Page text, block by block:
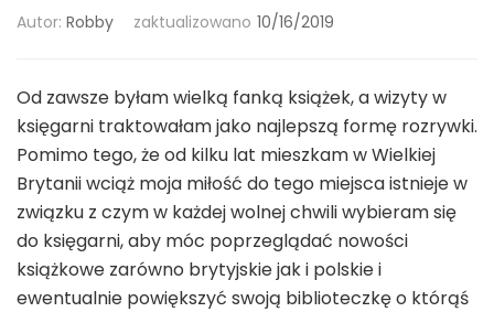
Autor: Robby zaktualizowano 10/16/2019
Od zawsze byłam wielką fanką książek, a wizyty w
księgarni traktowałam jako najlepszą formę rozrywki.
Pomimo tego, że od kilku lat mieszkam w Wielkiej
Brytanii wciąż moja miłość do tego miejsca istnieje w
związku z czym w każdej wolnej chwili wybieram się
do księgarni, aby móc poprzeglądać nowości
książkowe zarówno brytyjskie jak i polskie i
ewentualnie powiększyć swoją biblioteczkę o którąś